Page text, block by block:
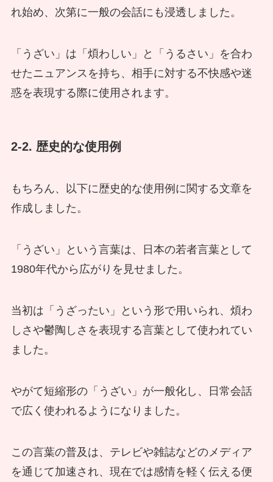
れ始め、次第に一般の会話にも浸透しました。
「うざい」は「煩わしい」と「うるさい」を合わ
せたニュアンスを持ち、相手に対する不快感や迷
惑を表現する際に使用されます。
2-2. 歴史的な使用例
もちろん、以下に歴史的な使用例に関する文章を
作成しました。
「うざい」という言葉は、日本の若者言葉として
1980年代から広がりを見せました。
当初は「うざったい」という形で用いられ、煩わ
しさや鬱陶しさを表現する言葉として使われてい
ました。
やがて短縮形の「うざい」が一般化し、日常会話
で広く使われるようになりました。
この言葉の普及は、テレビや雑誌などのメディア
を通じて加速され、現在では感情を軽く伝える便